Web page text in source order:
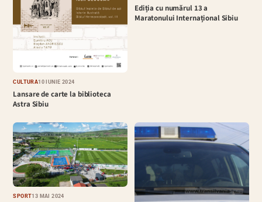
CULTURĂ10 IUNIE 2024
Lansare de carte la biblioteca
Astra Sibiu
Ediția cu numărul 13 a
Maratonului Internațional Sibiu
SPORT13 MAI 2024